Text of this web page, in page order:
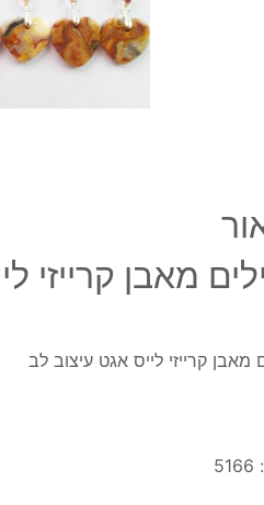
מאבן קרייזי
מאבן קרייזי לייס אגט עיצוב לב
5166